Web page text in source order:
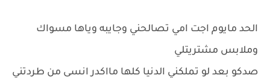
الحد مايوم اجت امي تصالحني وجايبه وياها مسواك
وملابس مشتريتلي
صدكو بعد لو تملكني الدنيا كلها مااكدر انسى من طردتني